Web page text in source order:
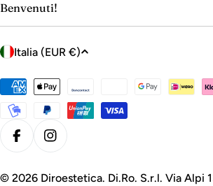
Benvenuti!
P
e
/
e
Italia (EUR €)
Metodi
di
pagamento
FacebookInstagram
© 2026 Diroestetica. Di.Ro. S.r.l. Via Alpi